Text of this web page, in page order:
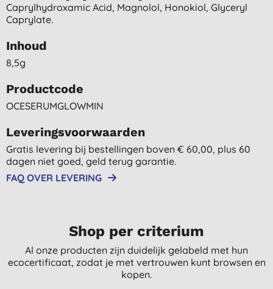
Caprylhydroxamic Acid, Magnolol, Honokiol, Glyceryl
Caprylate.
Inhoud
8,5g
Productcode
OCESERUMGLOWMIN
Leveringsvoorwaarden
Gratis levering bij bestellingen boven € 60,00, plus 60
dagen niet goed, geld terug garantie.
FAQ OVER LEVERING
Shop per criterium
Al onze producten zijn duidelijk gelabeld met hun
ecocertificaat, zodat je met vertrouwen kunt browsen en
kopen.